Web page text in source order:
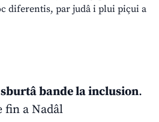
diferentis, par judâ i plui piçui a
bande la inclusion.
fin a Nadâl